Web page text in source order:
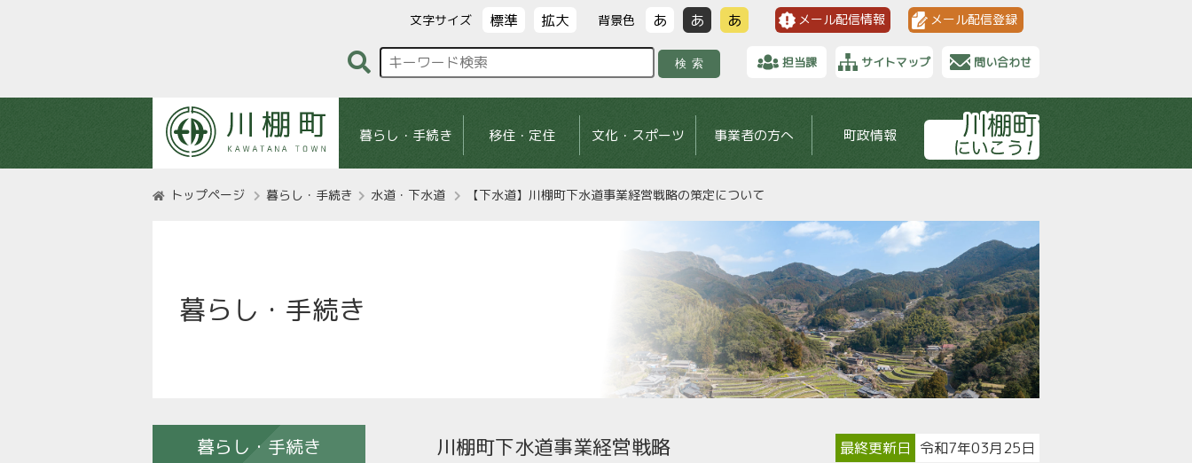
文字サイズ 標準 拡大 背景色 あ あ あ メール配信情報 メール配信登録
検索 担当課 サイトマップ 問い合わせ
暮らし・手続き 移住・定住 文化・スポーツ 事業者の方へ 町政情報
トップページ 暮らし・手続き 水道・下水道 【下水道】川棚町下水道事業経営戦略の策定について
暮らし・手続き
最終更新日 令和7年03月25日
川棚町下水道事業経営戦略
暮らし・手続き